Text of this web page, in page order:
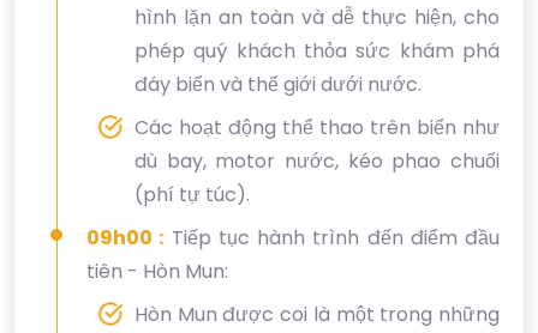
hình lặn an toàn và dễ thực hiện, cho
phép quý khách thỏa sức khám phá
đáy biển và thế giới dưới nước.
Các hoạt động thể thao trên biển như
dù bay, motor nước, kéo phao chuối
(phí tự túc).
09h00 : Tiếp tục hành trình đến điểm đầu
tiên - Hòn Mun:
Hòn Mun được coi là một trong những